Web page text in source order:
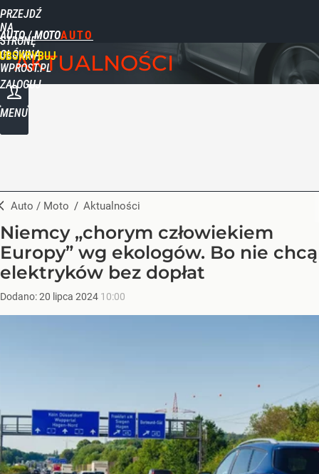
PRZEJDŹ
NA
STRONĘ
GŁÓWNĄ
WPROST.PL
AUTO / MOTO
ZALOGUJ
MENU
AKTUALNOŚCI
Auto / Moto / Aktualności
Niemcy „chorym człowiekiem
Europy” wg ekologów. Bo nie chcą
elektryków bez dopłat
Dodano:20 lipca 2024 10:00